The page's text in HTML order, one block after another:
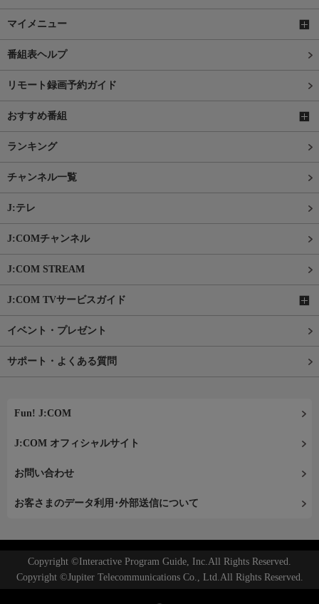
マイメニュー
番組表ヘルプ
リモート録画予約ガイド
おすすめ番組
ランキング
チャンネル一覧
J:テレ
J:COMチャンネル
J:COM STREAM
J:COM TVサービスガイド
イベント・プレゼント
サポート・よくある質問
Fun! J:COM
J:COM オフィシャルサイト
お問い合わせ
お客さまのデータ利用･外部送信について
Copyright ©Interactive Program Guide, Inc.All Rights Reserved.
Copyright ©Jupiter Telecommunications Co., Ltd.All Rights Reserved.